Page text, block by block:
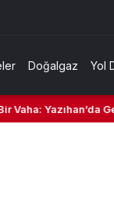
Doğalgaz Yol
Yazıhan’da